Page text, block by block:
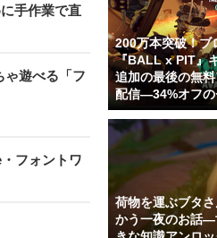
手作業で直
ゃ遊べる「フ
フォントワ
200万本突破！ブ
『BALL x PIT』
追加の最後の無
配信―34%オフの
荷物を運ぶブタ
かう一夜のお話―